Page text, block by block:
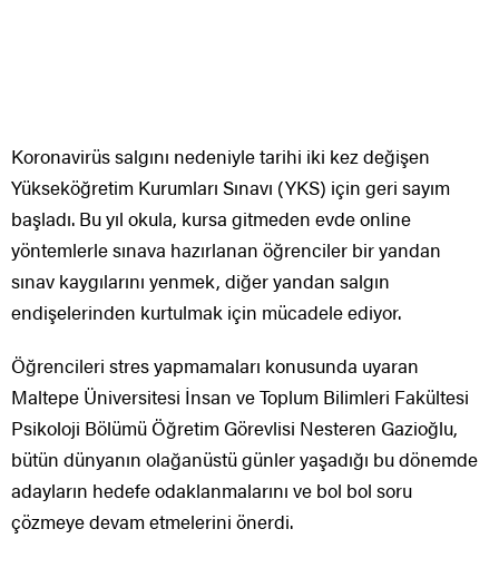
Koronavirüs salgını nedeniyle tarihi iki kez değişen
Yükseköğretim Kurumları Sınavı (YKS) için geri sayım
başladı. Bu yıl okula, kursa gitmeden evde online
yöntemlerle sınava hazırlanan öğrenciler bir yandan
sınav kaygılarını yenmek, diğer yandan salgın
endişelerinden kurtulmak için mücadele ediyor.
Öğrencileri stres yapmamaları konusunda uyaran
Maltepe Üniversitesi İnsan ve Toplum Bilimleri Fakültesi
Psikoloji Bölümü Öğretim Görevlisi Nesteren Gazioğlu,
bütün dünyanın olağanüstü günler yaşadığı bu dönemde
adayların hedefe odaklanmalarını ve bol bol soru
çözmeye devam etmelerini önerdi.